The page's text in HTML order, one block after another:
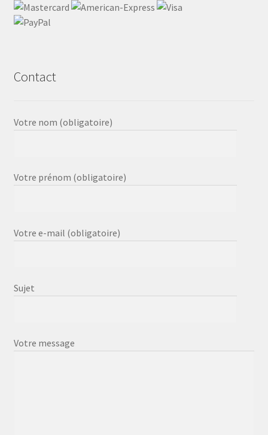
Contact
Votre nom (obligatoire)
Votre prénom (obligatoire)
Votre e-mail (obligatoire)
Sujet
Votre message